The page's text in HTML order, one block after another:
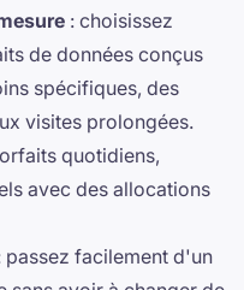
: choisissez
de données conçus
spécifiques, des
visites prolongées.
quotidiens,
avec des allocations
facilement d'un